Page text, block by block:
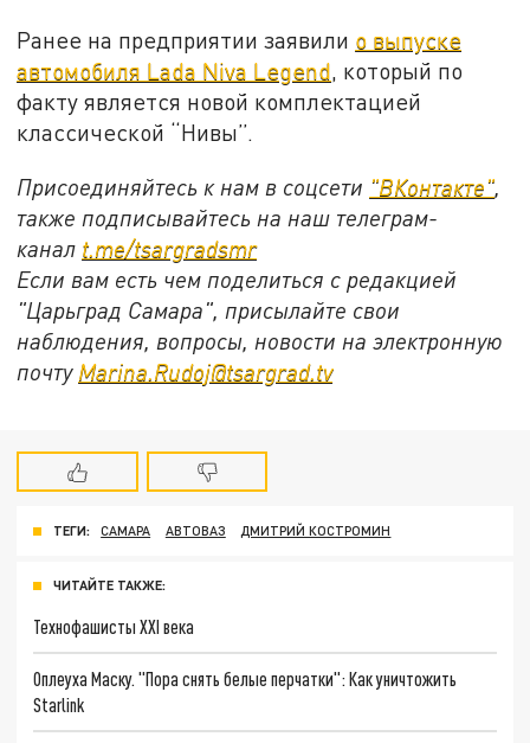
Ранее на предприятии заявили о выпуске
автомобиля Lada Niva Legend, который по
факту является новой комплектацией
классической “Нивы”.
Присоединяйтесь к нам в соцсети "ВКонтакте",
также подписывайтесь на наш телеграм-
канал t.me/tsargradsmr
Если вам есть чем поделиться с редакцией
"Царьград Самара", присылайте свои
наблюдения, вопросы, новости на электронную
почту Marina.Rudoj@tsargrad.tv
ТЕГИ: САМАРА АВТОВАЗ ДМИТРИЙ КОСТРОМИН
ЧИТАЙТЕ ТАКЖЕ:
Технофашисты XXI века
Оплеуха Маску. "Пора снять белые перчатки": Как уничтожить
Starlink